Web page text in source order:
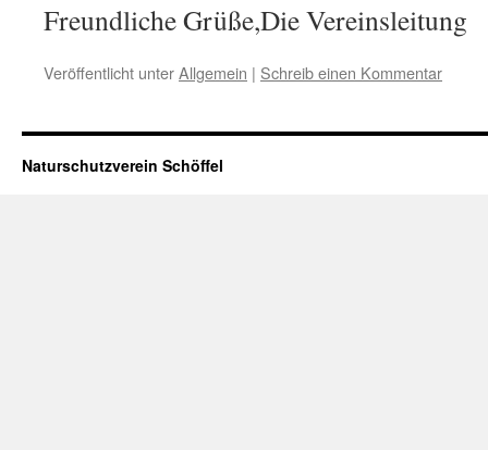
Freundliche Grüße,Die Vereinsleitung
Veröffentlicht unterAllgemein | Schreib einen Kommentar
Naturschutzverein Schöffel